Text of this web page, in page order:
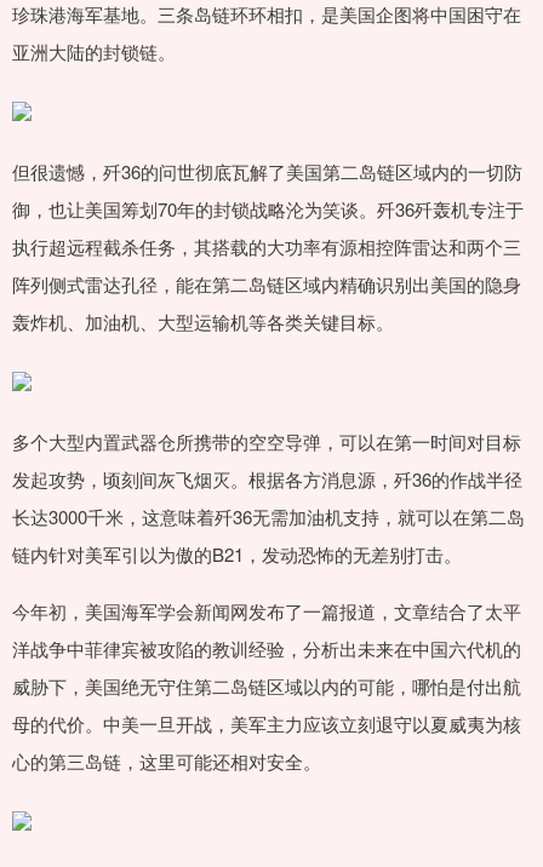
珍珠港海军基地。三条岛链环环相扣，是美国企图将中国困守在
亚洲大陆的封锁链。
但很遗憾，歼36的问世彻底瓦解了美国第二岛链区域内的一切防
御，也让美国筹划70年的封锁战略沦为笑谈。歼36歼轰机专注于
执行超远程截杀任务，其搭载的大功率有源相控阵雷达和两个三
阵列侧式雷达孔径，能在第二岛链区域内精确识别出美国的隐身
轰炸机、加油机、大型运输机等各类关键目标。
多个大型内置武器仓所携带的空空导弹，可以在第一时间对目标
发起攻势，顷刻间灰飞烟灭。根据各方消息源，歼36的作战半径
长达3000千米，这意味着歼36无需加油机支持，就可以在第二岛
链内针对美军引以为傲的B21，发动恐怖的无差别打击。
今年初，美国海军学会新闻网发布了一篇报道，文章结合了太平
洋战争中菲律宾被攻陷的教训经验，分析出未来在中国六代机的
威胁下，美国绝无守住第二岛链区域以内的可能，哪怕是付出航
母的代价。中美一旦开战，美军主力应该立刻退守以夏威夷为核
心的第三岛链，这里可能还相对安全。